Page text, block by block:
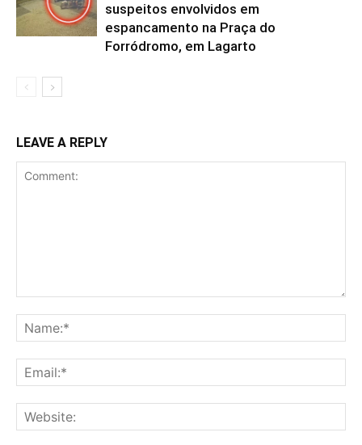
suspeitos envolvidos em
espancamento na Praça do
Forródromo, em Lagarto
LEAVE A REPLY